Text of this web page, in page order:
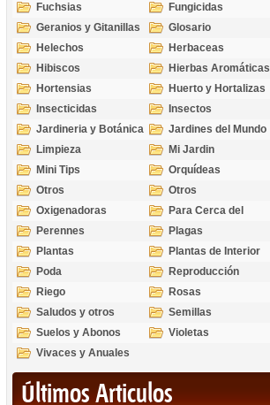
Fuchsias
Fungicidas
Geranios y Gitanillas
Glosario
Helechos
Herbaceas
Hibiscos
Hierbas Aromáticas
Hortensias
Huerto y Hortalizas
Insecticidas
Insectos
Jardineria y Botánica
Jardines del Mundo
Limpieza
Mi Jardin
Mini Tips
Orquídeas
Otros
Otros
Oxigenadoras
Para Cerca del
Estanque
Perennes
Plagas
Plantas
Plantas de Interior
Poda
Reproducción
Riego
Rosas
Saludos y otros
temas
Semillas
Suelos y Abonos
Violetas
Vivaces y Anuales
Últimos Articulos